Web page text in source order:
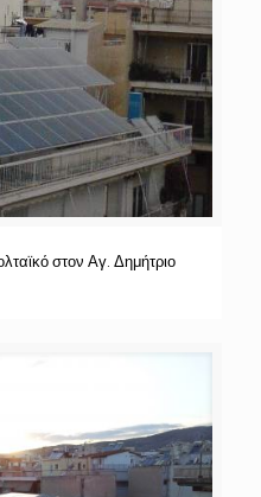
στον Αγ. Δημήτριο